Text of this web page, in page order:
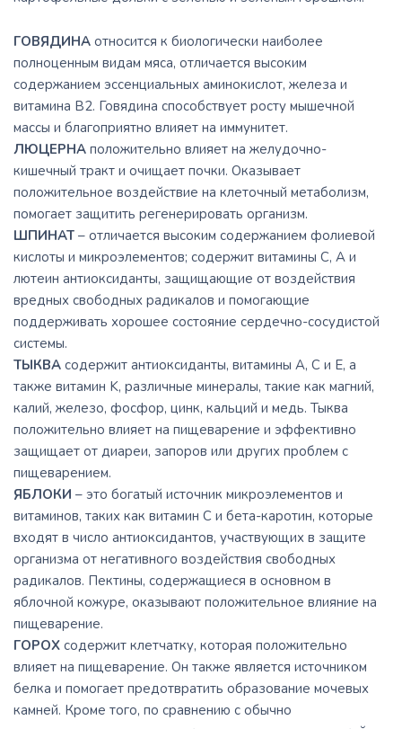
ГОВЯДИНА относится к биологически наиболее
полноценным видам мяса, отличается высоким
содержанием эссенциальных аминокислот, железа и
витамина В2. Говядина cпособствует росту мышечной
массы и благоприятно влияет на иммунитет.
ЛЮЦЕРНА положительно влияет на желудочно-
кишечный тракт и очищает почки. Оказывает
положительное воздействие на клеточный метаболизм,
помогает защитить регенерировать организм.
ШПИНАТ – отличается высоким содержанием фолиевой
кислоты и микроэлементов; содержит витамины С, А и
лютеин антиоксиданты, защищающие от воздействия
вредных свободных радикалов и помогающие
поддерживать хорошее состояние сердечно-сосудистой
системы.
ТЫКВА содержит антиоксиданты, витамины A, C и E, а
также витамин K, различные минералы, такие как магний,
калий, железо, фосфор, цинк, кальций и медь. Тыква
положительно влияет на пищеварение и эффективно
защищает от диареи, запоров или других проблем с
пищеварением.
ЯБЛОКИ – это богатый источник микроэлементов и
витаминов, таких как витамин С и бета-каротин, которые
входят в число антиоксидантов, участвующих в защите
организма от негативного воздействия свободных
радикалов. Пектины, содержащиеся в основном в
яблочной кожуре, оказывают положительное влияние на
пищеварение.
ГОРОХ содержит клетчатку, которая положительно
влияет на пищеварение. Он также является источником
белка и помогает предотвратить образование мочевых
камней. Кроме того, по сравнению с обычно